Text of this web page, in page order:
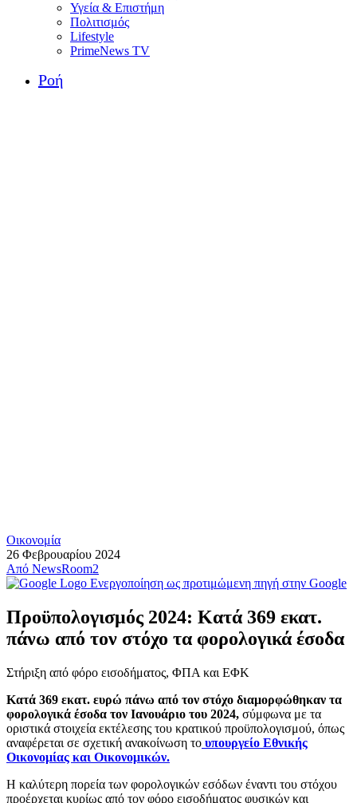
Υγεία & Επιστήμη
Πολιτισμός
Lifestyle
PrimeNews TV
Ροή
Οικονομία
26 Φεβρουαρίου 2024
Από NewsRoom2
Ενεργοποίηση ως προτιμώμενη πηγή στην Google
Προϋπολογισμός 2024: Κατά 369 εκατ.
πάνω από τον στόχο τα φορολογικά έσοδα
Στήριξη από φόρο εισοδήματος, ΦΠΑ και ΕΦΚ
Κατά 369 εκατ. ευρώ πάνω από τον στόχο διαμορφώθηκαν τα
φορολογικά έσοδα τον Ιανουάριο του 2024, σύμφωνα με τα
οριστικά στοιχεία εκτέλεσης του κρατικού προϋπολογισμού, όπως
αναφέρεται σε σχετική ανακοίνωση το υπουργείο Εθνικής
Οικονομίας και Οικονομικών.
Η καλύτερη πορεία των φορολογικών εσόδων έναντι του στόχου
προέρχεται κυρίως από τον φόρο εισοδήματος φυσικών και